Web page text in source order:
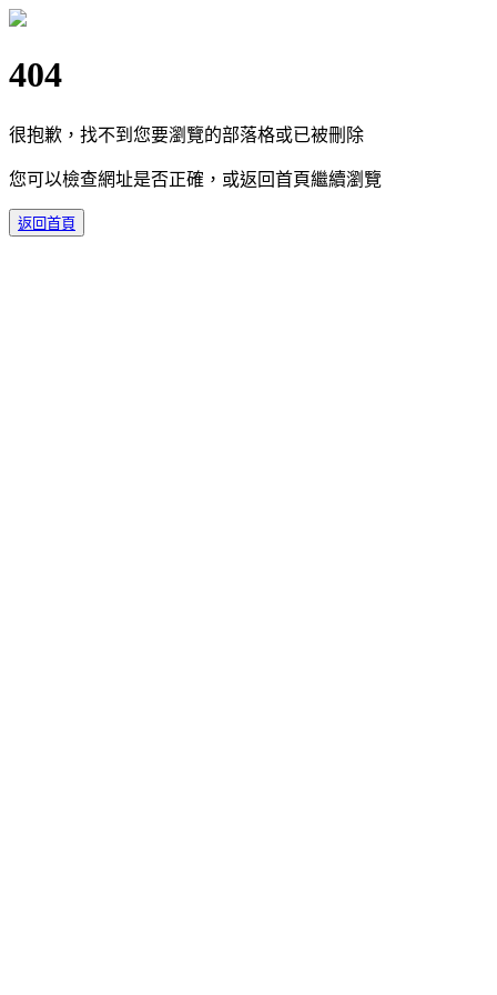
404
很抱歉，找不到您要瀏覽的部落格或已被刪除
您可以檢查網址是否正確，或返回首頁繼續瀏覽
返回首頁